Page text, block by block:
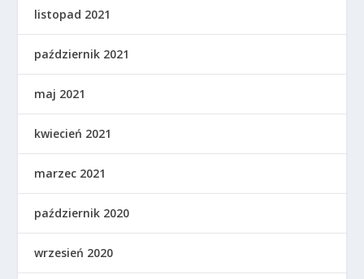
listopad 2021
październik 2021
maj 2021
kwiecień 2021
marzec 2021
październik 2020
wrzesień 2020